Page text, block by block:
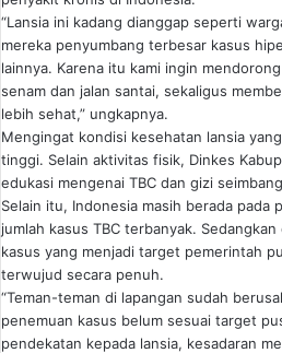
“Lansia ini kadang dianggap seperti
mereka penyumbang terbesar kasus
lainnya. Karena itu kami ingin
senam dan jalan santai, sekaligus
lebih sehat,” ungkapnya.
Mengingat kondisi kesehatan lansia
tinggi. Selain aktivitas fisik, Dinkes
edukasi mengenai TBC dan gizi
Selain itu, Indonesia masih berada pada
jumlah kasus TBC terbanyak.
kasus yang menjadi target pemerintah
terwujud secara penuh.
“Teman-teman di lapangan sudah
penemuan kasus belum sesuai target
pendekatan kepada lansia, kesadaran